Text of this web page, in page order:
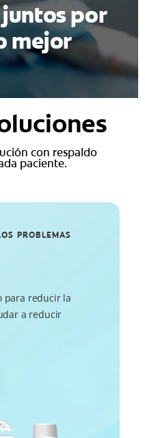
por
mejor
con respaldo
paciente.
PROBLEMAS
para reducir la
a reducir